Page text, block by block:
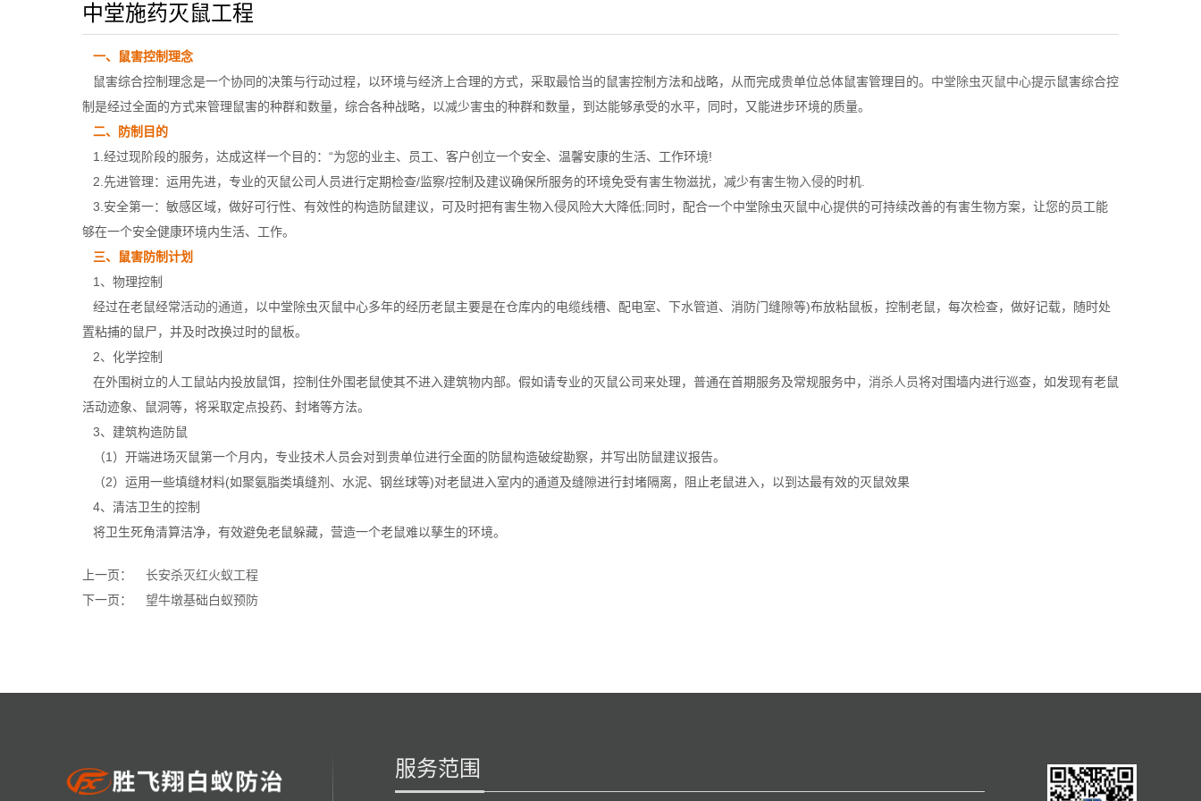
中堂施药灭鼠工程
一、鼠害控制理念
鼠害综合控制理念是一个协同的决策与行动过程，以环境与经济上合理的方式，采取最恰当的鼠害控制方法和战略，从而完成贵单位总体鼠害管理目的。 中堂除虫灭鼠中心提示鼠害综合控
制是经过全面的方式来管理鼠害的种群和数量，综合各种战略，以减少害虫的种群和数量，到达能够承受的水平，同时，又能进步环境的质量。
二、防制目的
1.经过现阶段的服务，达成这样一个目的：“为您的业主、员工、客户创立一个安全、温馨安康的生活、工作环境!
2.先进管理：运用先进，专业的灭鼠公司人员进行定期检查/监察/控制及建议确保所服务的环境免受有害生物滋扰，减少有害生物入侵的时机.
3.安全第一：敏感区域，做好可行性、有效性的构造防鼠建议，可及时把有害生物入侵风险大大降低;同时，配合一个中堂除虫灭鼠中心提供的可持续改善的有害生物方案，让您的员工能
够在一个安全健康环境内生活、工作。
三、鼠害防制计划
1、物理控制
经过在老鼠经常活动的通道，以中堂除虫灭鼠中心多年的经历老鼠主要是在仓库内的电缆线槽、配电室、下水管道、消防门缝隙等)布放粘鼠板，控制老鼠，每次检查，做好记载，随时处
置粘捕的鼠尸，并及时改换过时的鼠板。
2、化学控制
在外围树立的人工鼠站内投放鼠饵，控制住外围老鼠使其不进入建筑物内部。假如请专业的灭鼠公司来处理，普通在首期服务及常规服务中， 消杀人员将对围墙内进行巡查，如发现有老鼠
活动迹象、鼠洞等，将采取定点投药、封堵等方法。
3、建筑构造防鼠
（1）开端进场灭鼠第一个月内，专业技术人员会对到贵单位进行全面的防鼠构造破绽勘察，并写出防鼠建议报告。
（2）运用一些填缝材料(如聚氨脂类填缝剂、水泥、钢丝球等)对老鼠进入室内的通道及缝隙进行封堵隔离，阻止老鼠进入，以到达最有效的灭鼠效果
4、清洁卫生的控制
将卫生死角清算洁净，有效避免老鼠躲藏，营造一个老鼠难以孳生的环境。
上一页：
长安杀灭红火蚁工程
下一页：
望牛墩基础白蚁预防
服务范围